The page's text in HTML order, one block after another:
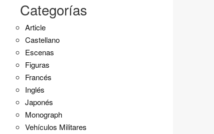
Categorías
Article
Castellano
Escenas
Figuras
Francés
Inglés
Japonés
Monograph
Vehículos Militares